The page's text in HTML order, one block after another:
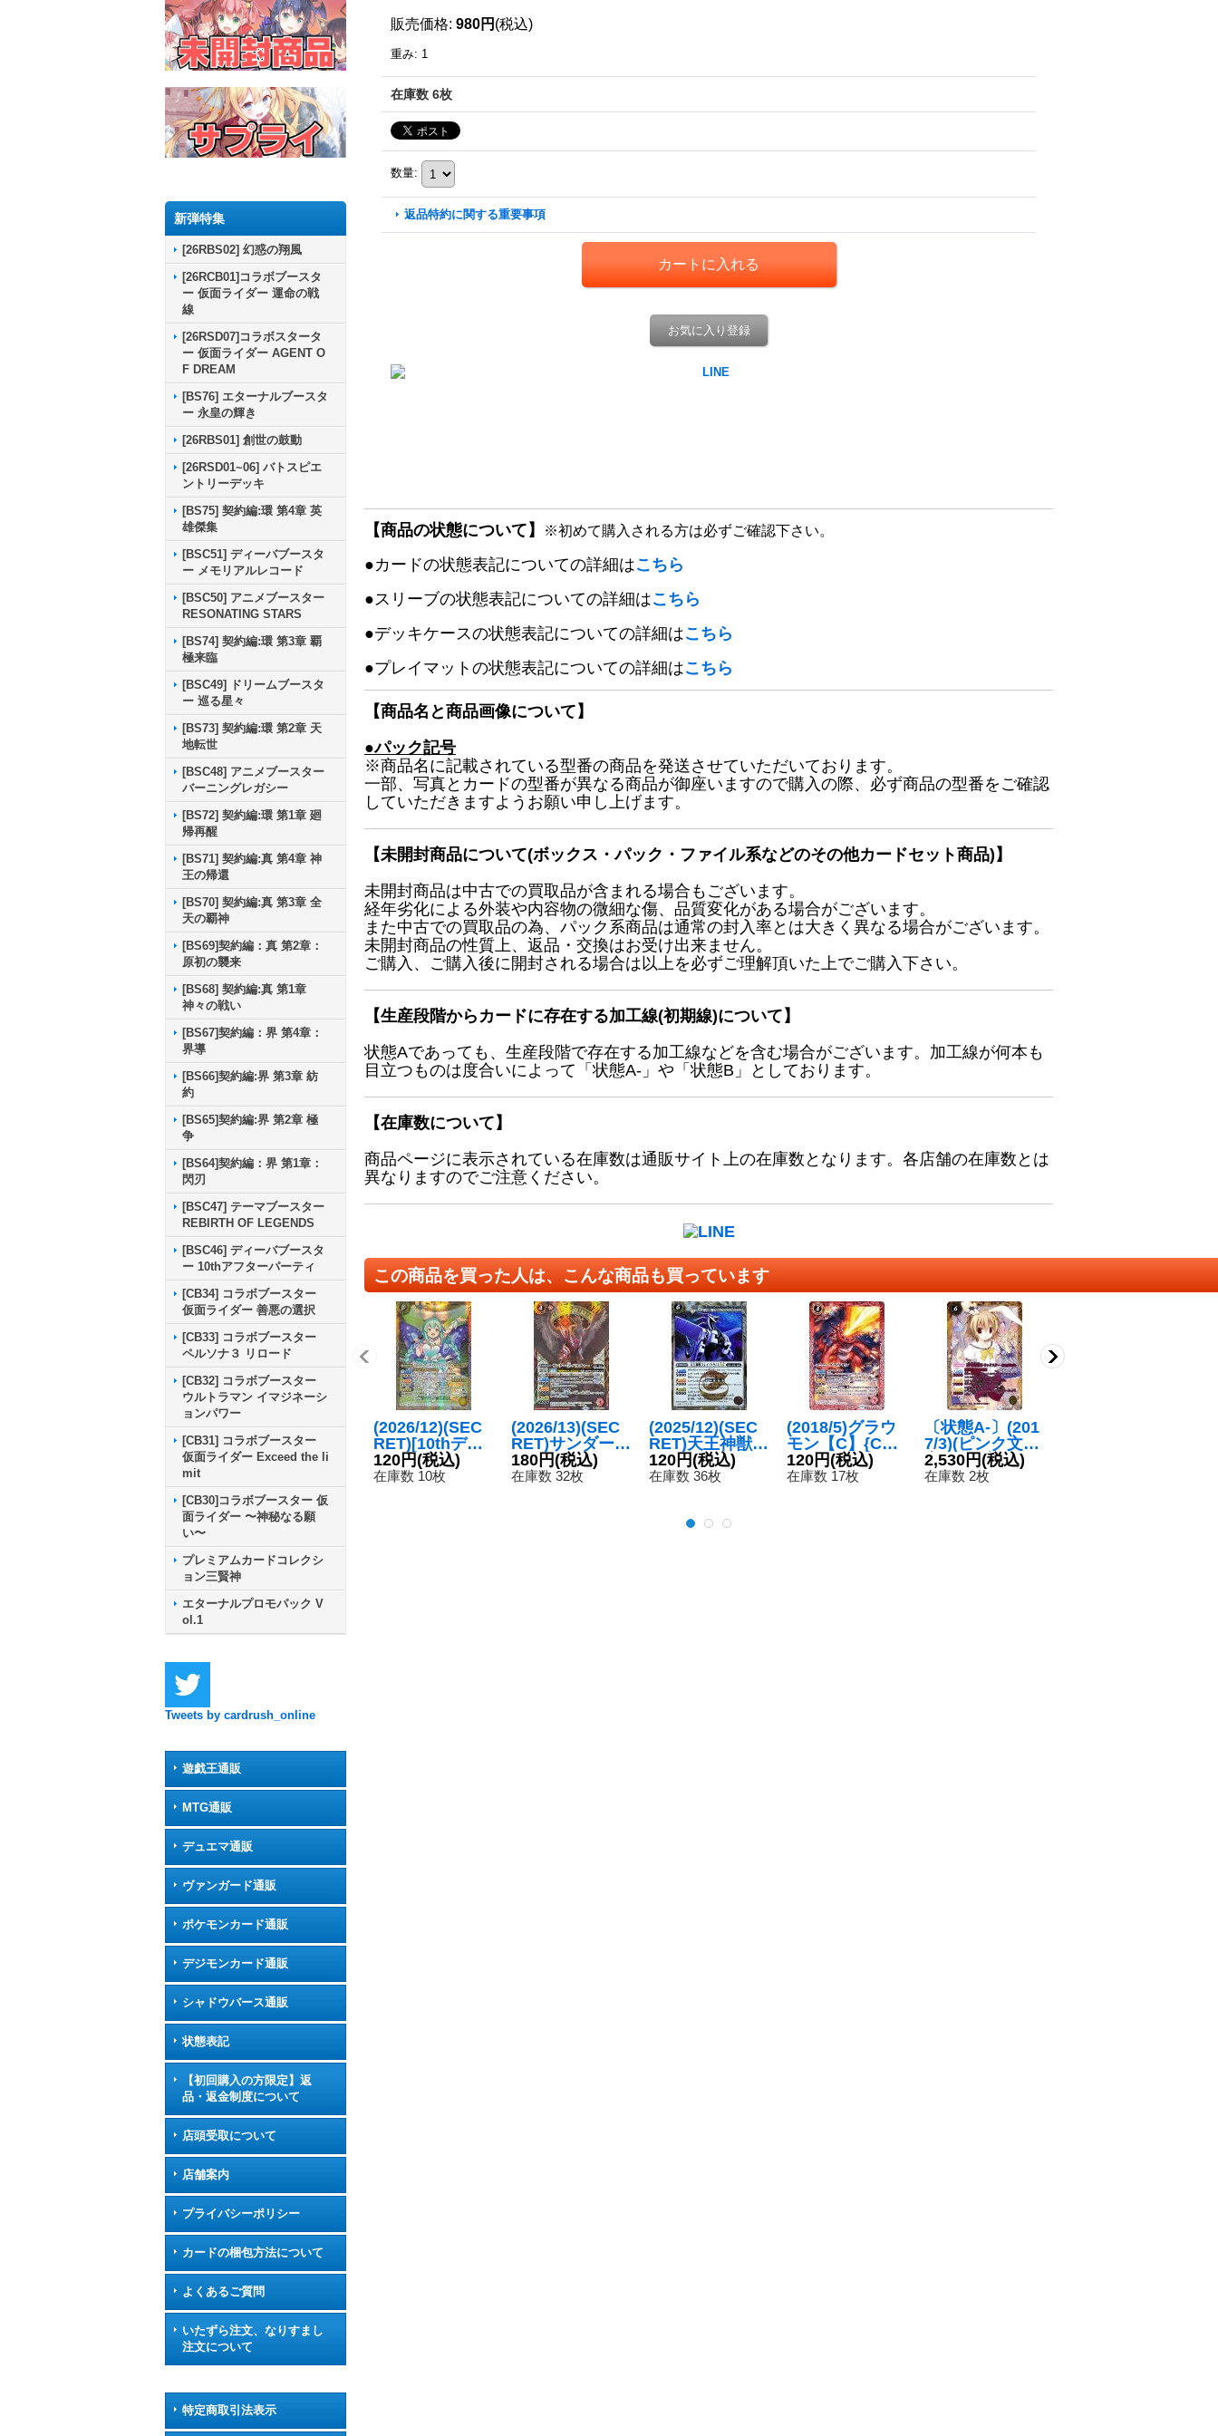
新弾特集
[26RBS02] 幻惑の翔風
[26RCB01]コラボブースタ
ー 仮面ライダー 運命の戦
線
[26RSD07]コラボスタータ
ー 仮面ライダー AGENT O
F DREAM
[BS76] エターナルブースタ
ー 永皇の輝き
[26RBS01] 創世の鼓動
[26RSD01~06] バトスピエ
ントリーデッキ
[BS75] 契約編:環 第4章 英
雄傑集
[BSC51] ディーバブースタ
ー メモリアルレコード
[BSC50] アニメブースター
RESONATING STARS
[BS74] 契約編:環 第3章 覇
極来臨
[BSC49] ドリームブースタ
ー 巡る星々
[BS73] 契約編:環 第2章 天
地転世
[BSC48] アニメブースター
バーニングレガシー
[BS72] 契約編:環 第1章 廻
帰再醒
[BS71] 契約編:真 第4章 神
王の帰還
[BS70] 契約編:真 第3章 全
天の覇神
[BS69]契約編：真 第2章：
原初の襲来
[BS68] 契約編:真 第1章
神々の戦い
[BS67]契約編：界 第4章：
界導
[BS66]契約編:界 第3章 紡
約
[BS65]契約編:界 第2章 極
争
[BS64]契約編：界 第1章：
閃刃
[BSC47] テーマブースター
REBIRTH OF LEGENDS
[BSC46] ディーバブースタ
ー 10thアフターパーティ
[CB34] コラボブースター
仮面ライダー 善悪の選択
[CB33] コラボブースター
ペルソナ３ リロード
[CB32] コラボブースター
ウルトラマン イマジネーシ
ョンパワー
[CB31] コラボブースター
仮面ライダー Exceed the li
mit
[CB30]コラボブースター 仮
面ライダー 〜神秘なる願
い〜
プレミアムカードコレクシ
ョン三賢神
エターナルプロモパック V
ol.1
Tweets by cardrush_online
遊戯王通販
MTG通販
デュエマ通販
ヴァンガード通販
ポケモンカード通販
デジモンカード通販
シャドウバース通販
状態表記
【初回購入の方限定】返
品・返金制度について
店頭受取について
店舗案内
プライバシーポリシー
カードの梱包方法について
よくあるご質問
いたずら注文、なりすまし
注文について
特定商取引法表示
販売価格: 980円 (税込)
重み: 1
在庫数 6枚
数量:
返品特約に関する重要事項
お気に入り登録
【商品の状態について】 ※初めて購入される方は必ずご確認下さい。
●カードの状態表記についての詳細はこちら
●スリーブの状態表記についての詳細はこちら
●デッキケースの状態表記についての詳細はこちら
●プレイマットの状態表記についての詳細はこちら
【商品名と商品画像について】
●パック記号
※商品名に記載されている型番の商品を発送させていただいております。
一部、写真とカードの型番が異なる商品が御座いますので購入の際、必ず商品の型番をご確認
していただきますようお願い申し上げます。
【未開封商品について(ボックス・パック・ファイル系などのその他カードセット商品)】
未開封商品は中古での買取品が含まれる場合もございます。
経年劣化による外装や内容物の微細な傷、品質変化がある場合がございます。
また中古での買取品の為、パック系商品は通常の封入率とは大きく異なる場合がございます。
未開封商品の性質上、返品・交換はお受け出来ません。
ご購入、ご購入後に開封される場合は以上を必ずご理解頂いた上でご購入下さい。
【生産段階からカードに存在する加工線(初期線)について】
状態Aであっても、生産段階で存在する加工線などを含む場合がございます。加工線が何本も
目立つものは度合いによって「状態A-」や「状態B」としております。
【在庫数について】
商品ページに表示されている在庫数は通販サイト上の在庫数となります。各店舗の在庫数とは
異なりますのでご注意ください。
この商品を買った人は、こんな商品も買っています
(2026/12)(SEC
RET)[10thディ
ーバ]ラグナリ
ア・ロックウェ
120円(税込)
在庫数 10枚
(2026/13)(SEC
RET)サンダー・
Z・バルチャー
【M-SEC】{BS
180円(税込)
在庫数 32枚
(2025/12)(SEC
RET)天王神獣ス
レイ・ウラノス
LT【M-SEC】
120円(税込)
在庫数 36枚
(2018/5)グラウ
モン【C】{CB0
7-004}《赤》
120円(税込)
在庫数 17枚
〔状態A-〕(201
7/3)(ピンク文
字)[学園制服]ト
リックスター
2,530円(税込)
在庫数 2枚